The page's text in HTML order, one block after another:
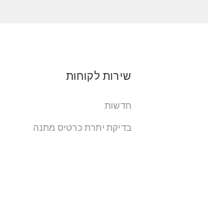
שירות לקוחות
חדשות
בדיקת יתרת כרטיס מתנה